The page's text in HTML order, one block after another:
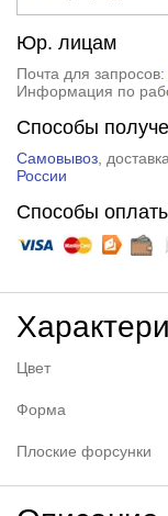
Юр. лицам
Почта для запросов:
Информация по
Способы
Самовывоз, доставка
России
Способы
Цвет
Форма
Плоские форсунки